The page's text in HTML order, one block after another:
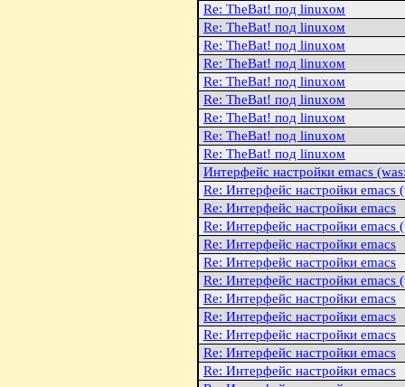
Re: TheBat! под linuxом
Re: TheBat! под linuxом
Re: TheBat! под linuxом
Re: TheBat! под linuxом
Re: TheBat! под linuxом
Re: TheBat! под linuxом
Re: TheBat! под linuxом
Re: TheBat! под linuxом
Re: TheBat! под linuxом
Интерфейс настройки emacs
Re: Интерфейс настройки
Re: Интерфейс настройки emacs
Re: Интерфейс настройки
Re: Интерфейс настройки emacs
Re: Интерфейс настройки emacs
Re: Интерфейс настройки
Re: Интерфейс настройки emacs
Re: Интерфейс настройки emacs
Re: Интерфейс настройки emacs
Re: Интерфейс настройки emacs
Re: Интерфейс настройки emacs